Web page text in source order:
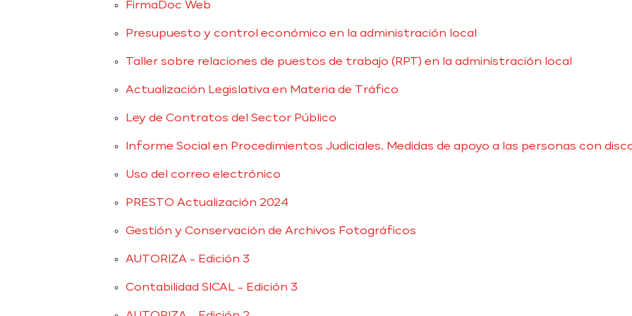
FirmaDoc Web
Presupuesto y control económico en la administración local
Taller sobre relaciones de puestos de trabajo (RPT) en la administración local
Actualización Legislativa en Materia de Tráfico
Ley de Contratos del Sector Público
Informe Social en Procedimientos Judiciales. Medidas de apoyo a las personas con
Uso del correo electrónico
PRESTO Actualización 2024
Gestión y Conservación de Archivos Fotográficos
AUTORIZA - Edición 3
Contabilidad SICAL - Edición 3